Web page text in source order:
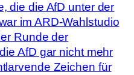
die die AfD unter der
im ARD-Wahlstudio
Runde der
AfD gar nicht mehr
Zeichen für